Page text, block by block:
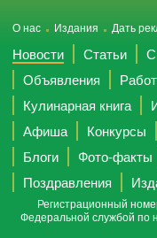
О нас Издания Дать
Новости Статьи
Объявления
Кулинарная книга
Афиша
Конкурсы
Блоги
Фото-факты
Поздравления
Регистрационный
Федеральной службой по